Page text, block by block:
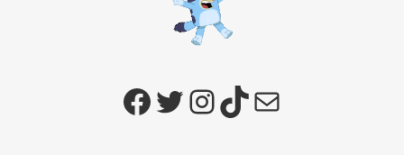
Facebook
TwitterInstagram
TikTokE-mail